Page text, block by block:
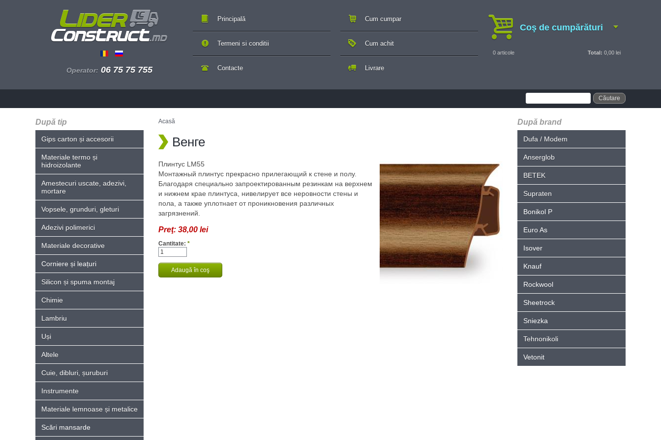
Operator: 06 75 75 755
Principală
Contacte
Cum cumpar
Cum achit
Livrare
Termeni si conditii
Coş de cumpărături
0 articole Total: 0,00 lei
După tip
Gips carton și accesorii
Materiale termo și
hidroizolante
Amestecuri uscate, adezivi,
mortare
Vopsele, grunduri, gleturi
Adezivi polimerici
Materiale decorative
Corniere și leațuri
Silicon și spuma montaj
Chimie
Lambriu
Uși
Altele
Cuie, dibluri, șuruburi
Instrumente
Materiale lemnoase și metalice
Scări mansarde
Acasă
Венге
Плинтус LM55
Монтажный плинтус прекрасно прилегающий к стене и полу.
Благодаря специально запроектированным резинкам на верхнем
и нижнем крае плинтуса, нивелирует все неровности стены и
пола, а также уплотнает от проникновения различных
загрязнений.
Preţ: 38,00 lei
Cantitate: *
După brand
Dufa / Modem
Anserglob
BETEK
Supraten
Bonikol P
Euro As
Isover
Knauf
Rockwool
Sheetrock
Sniezka
Tehnonikoli
Vetonit